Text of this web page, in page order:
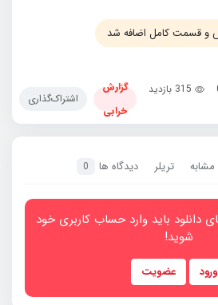
و قسمت کامل اضافه شد
315 بازدید
گزارش
خرابی
اشتراک‌گذاری
تریلر دیدگاه ها 0
دانلود باید وارد حساب کاربری خود
شوید!
ورود عضویت